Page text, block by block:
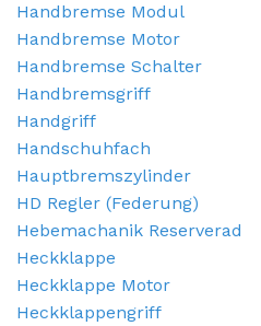
Handbremse Modul
Handbremse Motor
Handbremse Schalter
Handbremsgriff
Handgriff
Handschuhfach
Hauptbremszylinder
HD Regler (Federung)
Hebemachanik Reserverad
Heckklappe
Heckklappe Motor
Heckklappengriff